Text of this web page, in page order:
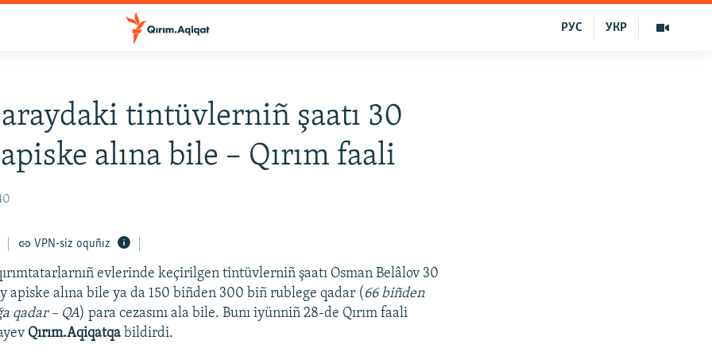
УКР
РУС
tintüvlerniñ şaatı 30
alına bile – Qırım faali
VPN-siz oquñız
evlerinde keçirilgen tintüvlerniñ şaatı Osman Belâlov 30
apiske alına bile ya da 150 biñden 300 biñ rublege qadar ( 66 biñden
qadar – QA) para cezasını ala bile. Bunı iyünniñ 28-de Qırım faali
Qırım.Aqiqatqa bildirdi.